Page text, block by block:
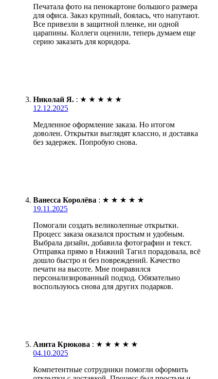
Печатала фото на пенокартоне большого размера
для офиса. Заказ крупный, боялась, что напутают.
Все привезли в защитной пленке, ни одной
царапины. Коллеги оценили, теперь думаем еще
серию заказать для коридора.
Николай Я. : ★ ★ ★ ★ ★
12.12.2025
Медленное оформление заказа. Но итогом
доволен. Открытки выглядят классно, и доставка
без задержек. Попробую снова.
Ванесса Королёва : ★ ★ ★ ★ ★
19.11.2025
Помогали создать великолепные открытки.
Процесс заказа оказался простым и удобным.
Выбрала дизайн, добавила фотографии и текст.
Отправка прямо в Нижний Тагил порадовала, всё
дошло быстро и без повреждений. Качество
печати на высоте. Мне понравился
персонализированный подход. Обязательно
воспользуюсь снова для других подарков.
Анита Крюкова : ★ ★ ★ ★ ★
04.10.2025
Компетентные сотрудники помогли оформить